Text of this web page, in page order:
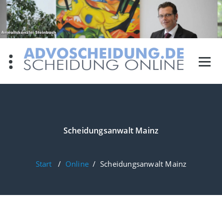
Zum
Inhalt
springen
Scheidungsanwalt Mainz
Start / Online / Scheidungsanwalt Mainz